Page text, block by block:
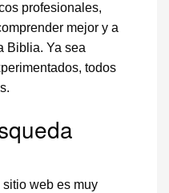
profesionales,
mejor y a
Biblia. Ya sea
todos
web es muy